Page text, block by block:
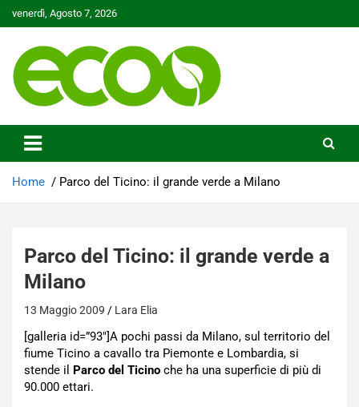
to
venerdì, Agosto 7, 2026
Ecoo.it
Home Parco del Ticino: il grande verde a Milano
Parco del Ticino: il grande verde a
Milano
13 Maggio 2009 Lara Elia
[galleria id=”93″]A pochi passi da Milano, sul territorio del
fiume Ticino a cavallo tra Piemonte e Lombardia, si
stende il Parco del Ticino che ha una superficie di più di
90.000 ettari.